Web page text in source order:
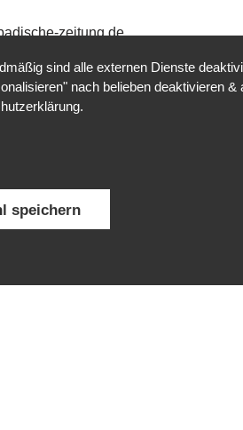
zeitung.de
e.V.
sind alle externen Dienste
nach belieben deaktivieren &
.
speichern